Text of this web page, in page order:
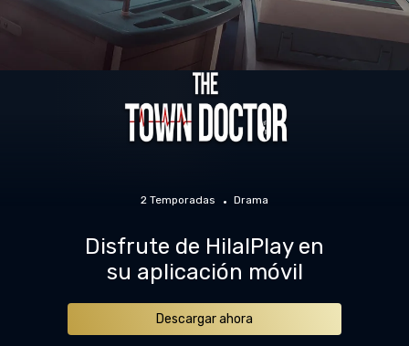
2 Temporadas Drama
Disfrute de HilalPlay en
su aplicación móvil
Descargar ahora